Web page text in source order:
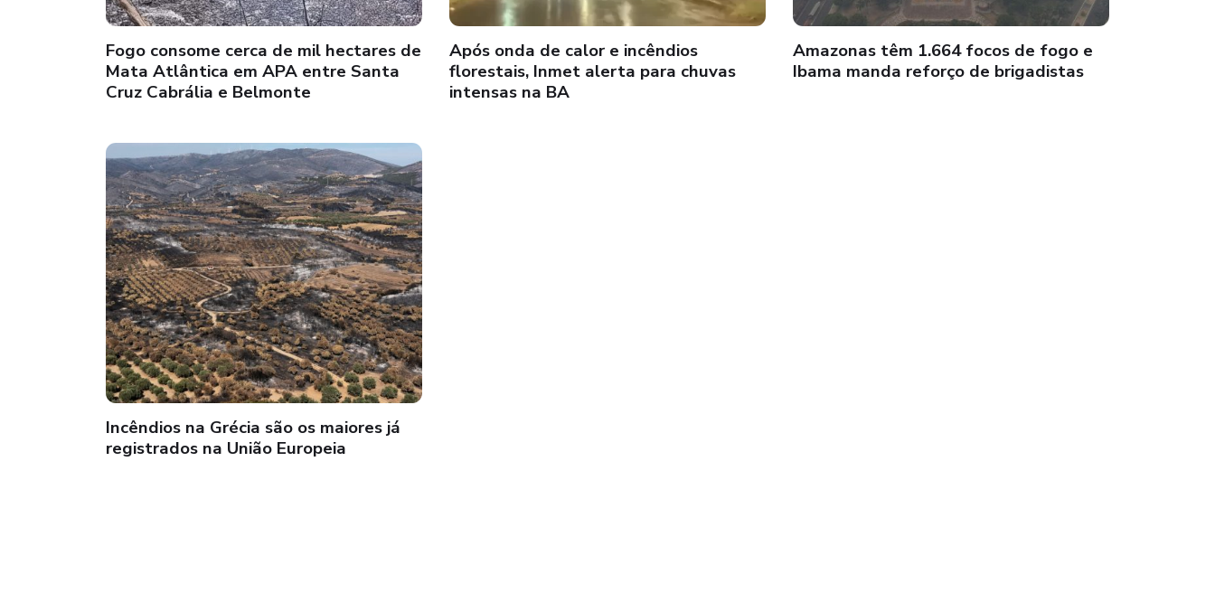
Fogo consome cerca de mil hectares de
Mata Atlântica em APA entre Santa
Cruz Cabrália e Belmonte
Após onda de calor e incêndios
florestais, Inmet alerta para chuvas
intensas na BA
Amazonas têm 1.664 focos de fogo e
Ibama manda reforço de brigadistas
Incêndios na Grécia são os maiores já
registrados na União Europeia